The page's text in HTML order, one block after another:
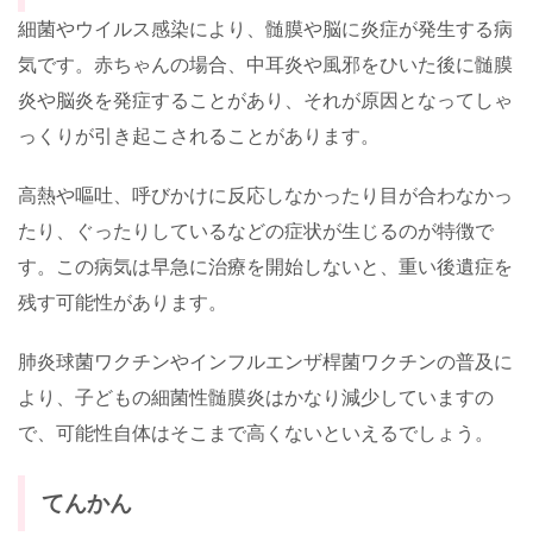
細菌やウイルス感染により、髄膜や脳に炎症が発生する病
気です。赤ちゃんの場合、中耳炎や風邪をひいた後に髄膜
炎や脳炎を発症することがあり、それが原因となってしゃ
っくりが引き起こされることがあります。
高熱や嘔吐、呼びかけに反応しなかったり目が合わなかっ
たり、ぐったりしているなどの症状が生じるのが特徴で
す。この病気は早急に治療を開始しないと、重い後遺症を
残す可能性があります。
肺炎球菌ワクチンやインフルエンザ桿菌ワクチンの普及に
より、子どもの細菌性髄膜炎はかなり減少していますの
で、可能性自体はそこまで高くないといえるでしょう。
てんかん